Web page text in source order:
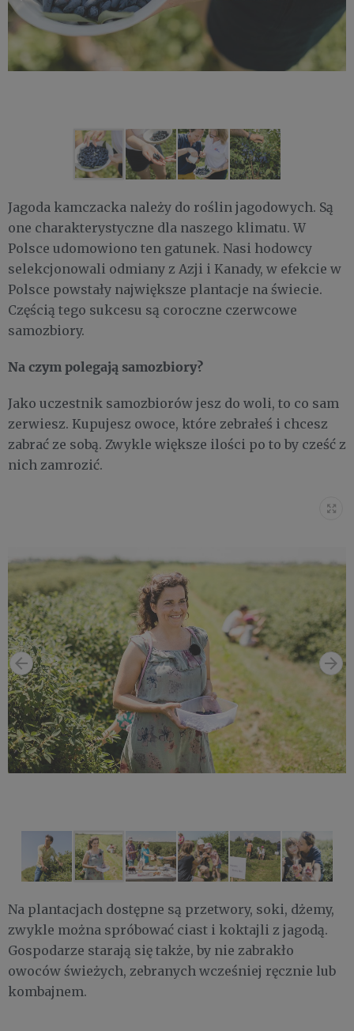
Jagoda kamczacka należy do roślin jagodowych. Są
one charakterystyczne dla naszego klimatu. W
Polsce udomowiono ten gatunek. Nasi hodowcy
selekcjonowali odmiany z Azji i Kanady, w efekcie w
Polsce powstały największe plantacje na świecie.
Częścią tego sukcesu są coroczne czerwcowe
samozbiory.
Na czym polegają samozbiory?
Jako uczestnik samozbiorów jesz do woli, to co sam
zerwiesz. Kupujesz owoce, które zebrałeś i chcesz
zabrać ze sobą. Zwykle większe ilości po to by cześć z
nich zamrozić.
Na plantacjach dostępne są przetwory, soki, dżemy,
zwykle można spróbować ciast i koktajli z jagodą.
Gospodarze starają się także, by nie zabrakło
owoców świeżych, zebranych wcześniej ręcznie lub
kombajnem.